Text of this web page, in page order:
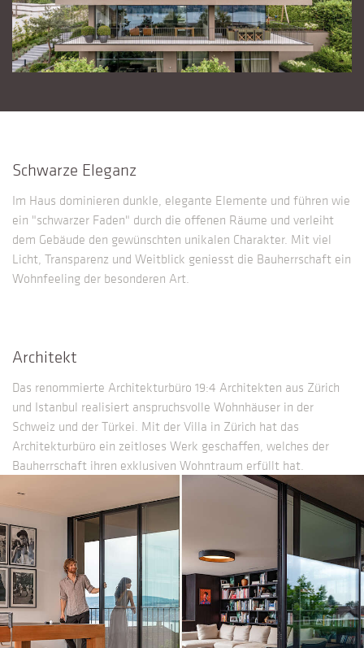
Schwarze Eleganz
Im Haus dominieren dunkle, elegante Elemente und führen wie
ein "schwarzer Faden" durch die offenen Räume und verleiht
dem Gebäude den gewünschten unikalen Charakter. Mit viel
Licht, Transparenz und Weitblick geniesst die Bauherrschaft ein
Wohnfeeling der besonderen Art.
Architekt
Das renommierte Architekturbüro 19:4 Architekten aus Zürich
und Istanbul realisiert anspruchsvolle Wohnhäuser in der
Schweiz und der Türkei. Mit der Villa in Zürich hat das
Architekturbüro ein zeitloses Werk geschaffen, welches der
Bauherrschaft ihren exklusiven Wohntraum erfüllt hat.